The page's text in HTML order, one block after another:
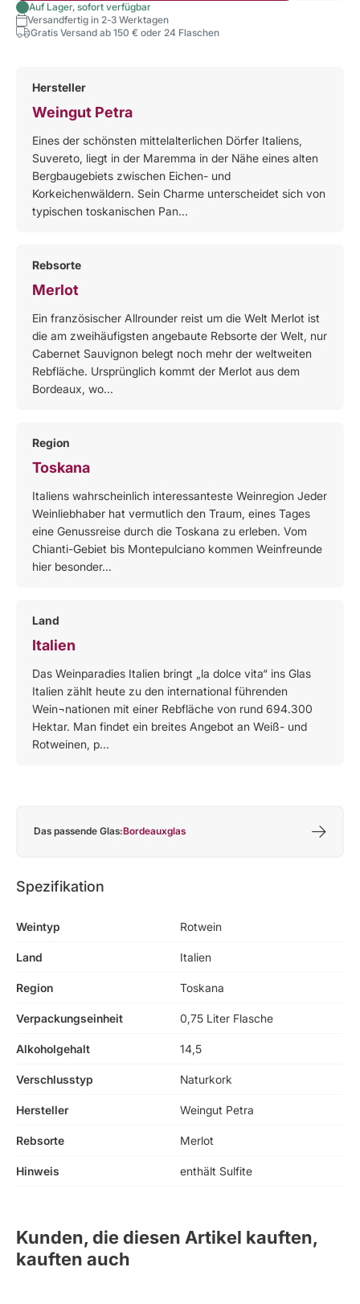
Auf Lager, sofort verfügbar
Versandfertig in 2-3 Werktagen
Gratis Versand ab 150 € oder 24 Flaschen
Hersteller
Weingut Petra
Eines der schönsten mittelalterlichen Dörfer Italiens,
Suvereto, liegt in der Maremma in der Nähe eines alten
Bergbaugebiets zwischen Eichen- und
Korkeichenwäldern. Sein Charme unterscheidet sich von
typischen toskanischen Pan...
Rebsorte
Merlot
Ein französischer Allrounder reist um die Welt Merlot ist
die am zweihäufigsten angebaute Rebsorte der Welt, nur
Cabernet Sauvignon belegt noch mehr der weltweiten
Rebfläche. Ursprünglich kommt der Merlot aus dem
Bordeaux, wo...
Region
Toskana
Italiens wahrscheinlich interessanteste Weinregion Jeder
Weinliebhaber hat vermutlich den Traum, eines Tages
eine Genussreise durch die Toskana zu erleben. Vom
Chianti-Gebiet bis Montepulciano kommen Weinfreunde
hier besonder...
Land
Italien
Das Weinparadies Italien bringt „la dolce vita“ ins Glas
Italien zählt heute zu den international führenden
Wein¬nationen mit einer Rebfläche von rund 694.300
Hektar. Man findet ein breites Angebot an Weiß- und
Rotweinen, p...
Das passende Glas:Bordeauxglas
Spezifikation
Weintyp Rotwein
Land Italien
Region Toskana
Verpackungseinheit 0,75 Liter Flasche
Alkoholgehalt 14,5
Verschlusstyp Naturkork
Hersteller Weingut Petra
Rebsorte Merlot
Hinweis enthält Sulfite
Kunden, die diesen Artikel kauften,
kauften auch